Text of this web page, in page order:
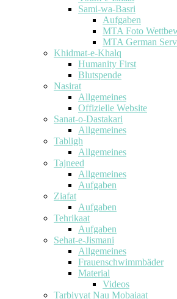
Sami-wa-Basri
Aufgaben
MTA Foto
MTA German
Khidmat-e-Khalq
Humanity First
Blutspende
Nasirat
Allgemeines
Offizielle Website
Sanat-o-Dastakari
Allgemeines
Tabligh
Allgemeines
Tajneed
Allgemeines
Aufgaben
Ziafat
Aufgaben
Tehrikaat
Aufgaben
Sehat-e-Jismani
Allgemeines
Frauenschwimmbäder
Material
Videos
Tarbiyyat Nau Mobaiaat